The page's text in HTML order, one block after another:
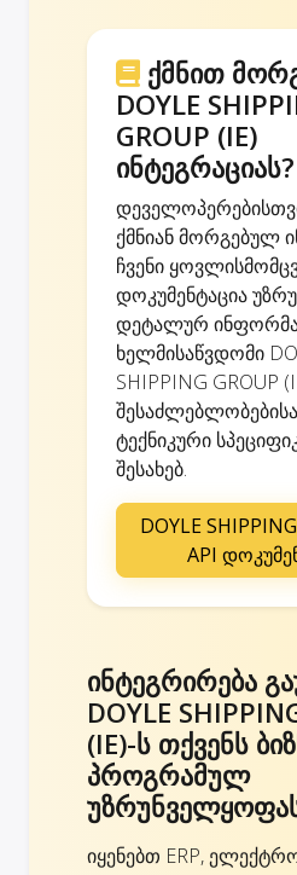
ქმნით
DOYLE
GROUP (IE)
ინტეგრაციას?
ქმნიან მორგებულ
ჩვენი
დოკუმენტაცია
დეტალურ
ხელმისაწვდომი
SHIPPING GROUP
ტექნიკური
შესახებ.
DOYLE
API
ინტეგრირება
DOYLE
(IE)-ს თქვენს
პროგრამულ
იყენებთ ERP,